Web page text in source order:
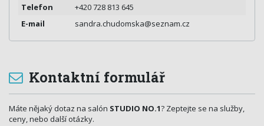
Telefon
+420 728 813 645
E-mail
sandra.chudomska@seznam.cz
Kontaktní formulář
Máte nějaký dotaz na salón STUDIO NO.1? Zeptejte se na služby,
ceny, nebo další otázky.